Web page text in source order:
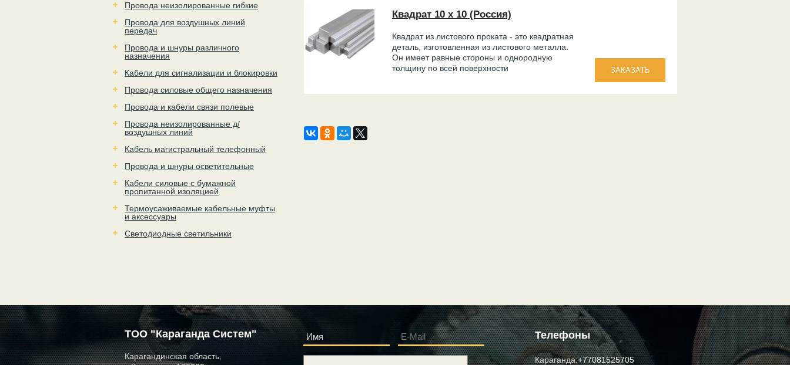
Провода неизолированные гибкие
Провода для воздушных линий
передач
Провода и шнуры различного
назначения
Кабели для сигнализации и блокировки
Провода силовые общего назначения
Провода и кабели связи полевые
Провода неизолированные д/
воздушных линий
Кабель магистральный телефонный
Провода и шнуры осветительные
Кабели силовые с бумажной
пропитанной изоляцией
Термоусаживаемые кабельные муфты
и аксессуары
Светодиодные светильники
Квадрат 10 х 10 (Россия)
Квадрат из листового проката - это квадратная
деталь, изготовленная из листового металла.
Он имеет равные стороны и однородную
толщину по всей поверхности
ТОО "Караганда Систем"
Карагандинская область,
Имя
E-Mail
Телефоны
Караганда:+77081525705